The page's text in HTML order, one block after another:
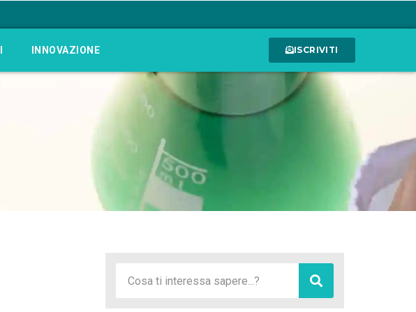
INNOVAZIONE ISCRIVITI